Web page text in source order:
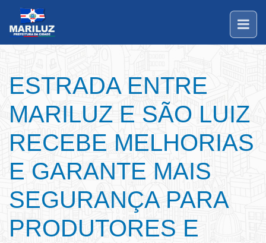
ESTRADA ENTRE
MARILUZ E SÃO LUIZ
RECEBE MELHORIAS
E GARANTE MAIS
SEGURANÇA PARA
PRODUTORES E